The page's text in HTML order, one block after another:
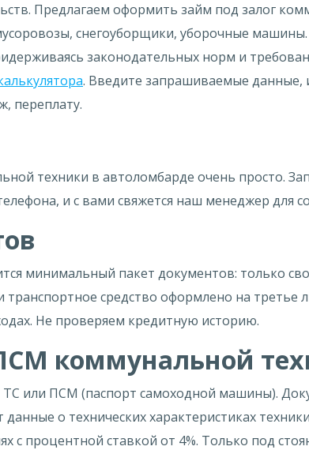
Предлагаем оформить займ под залог
снегоуборщики, уборочные
законодательных норм и
. Введите запрашиваемые данные,
переплату.
техники в автоломбарде очень просто.
и с вами свяжется наш менеджер для
минимальный пакет документов: только
транспортное средство оформлено на
Не проверяем кредитную историю.
коммунальной
или ПСМ (паспорт самоходной машины).
о технических характеристиках
с процентной ставкой от 4%. Только под